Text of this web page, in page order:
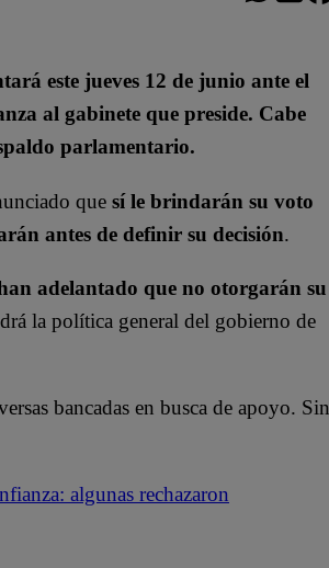
este jueves 12 de junio ante el
al gabinete que preside. Cabe
parlamentario.
que sí le brindarán su voto
antes de definir su decisión.
adelantado que no otorgarán su
la política general del gobierno de
bancadas en busca de apoyo. Sin
algunas rechazaron